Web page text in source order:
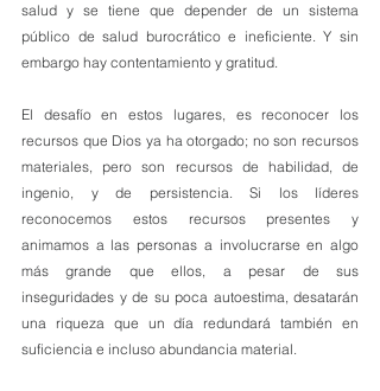
salud y se tiene que depender de un sistema
público de salud burocrático e ineficiente. Y sin
embargo hay contentamiento y gratitud.
El desafío en estos lugares, es reconocer los
recursos que Dios ya ha otorgado; no son recursos
materiales, pero son recursos de habilidad, de
ingenio, y de persistencia. Si los líderes
reconocemos estos recursos presentes y
animamos a las personas a involucrarse en algo
más grande que ellos, a pesar de sus
inseguridades y de su poca autoestima, desatarán
una riqueza que un día redundará también en
suficiencia e incluso abundancia material.